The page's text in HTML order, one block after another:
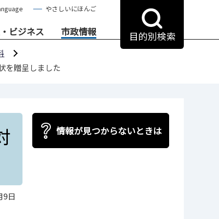
やさしいにほんご
ビジネス 市政情報 目的別検索
を贈呈しました
9日
情報が見つからないときは